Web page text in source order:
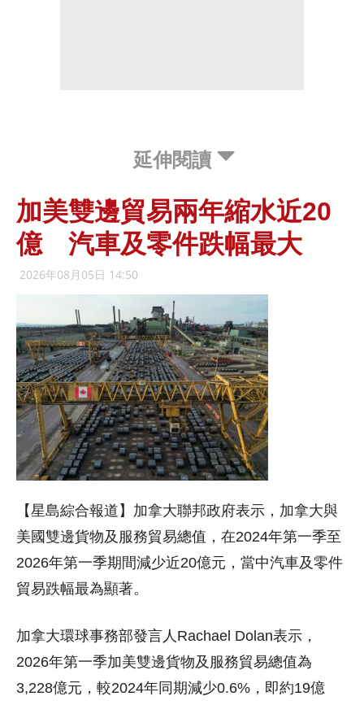
延伸閱讀
加美雙邊貿易兩年縮水近20
億 汽車及零件跌幅最大
2026年08月05日 14:50
【星島綜合報道】加拿大聯邦政府表示，加拿大與
美國雙邊貨物及服務貿易總值，在2024年第一季至
2026年第一季期間減少近20億元，當中汽車及零件
貿易跌幅最為顯著。
加拿大環球事務部發言人Rachael Dolan表示，
2026年第一季加美雙邊貨物及服務貿易總值為
3,228億元，較2024年同期減少0.6%，即約19億